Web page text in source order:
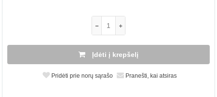
Įdėti į krepšelį
Pridėti prie norų sąrašo Pranešti, kai atsiras